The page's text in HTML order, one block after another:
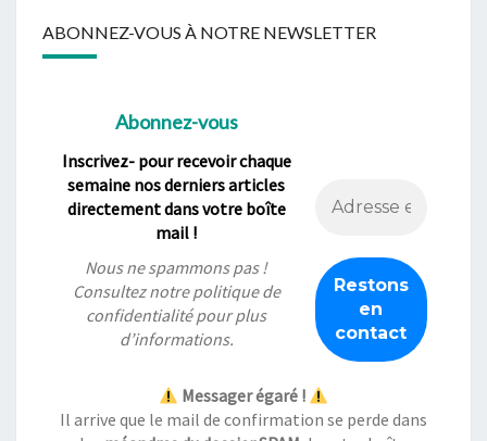
ABONNEZ-VOUS À NOTRE NEWSLETTER
Abonnez-vous
Inscrivez- pour recevoir chaque
semaine nos derniers articles
directement dans votre boîte
mail !
Nous ne spammons pas !
Consultez notrepolitique de
confidentialitépour plus
d’informations.
Messager égaré !
Il arrive que le mail de confirmation se perde dans